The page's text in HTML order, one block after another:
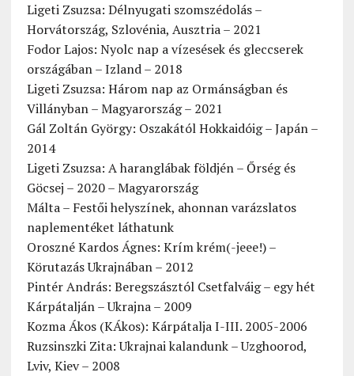
Ligeti Zsuzsa: Délnyugati szomszédolás –
Horvátország, Szlovénia, Ausztria – 2021
Fodor Lajos: Nyolc nap a vízesések és gleccserek
országában – Izland – 2018
Ligeti Zsuzsa: Három nap az Ormánságban és
Villányban – Magyarország – 2021
Gál Zoltán György: Oszakától Hokkaidóig – Japán –
2014
Ligeti Zsuzsa: A haranglábak földjén – Őrség és
Göcsej – 2020 – Magyarország
Málta – Festői helyszínek, ahonnan varázslatos
naplementéket láthatunk
Oroszné Kardos Ágnes: Krím krém(-jeee!) –
Körutazás Ukrajnában – 2012
Pintér András: Beregszásztól Csetfalváig – egy hét
Kárpátalján – Ukrajna – 2009
Kozma Ákos (KÁkos): Kárpátalja I-III. 2005-2006
Ruzsinszki Zita: Ukrajnai kalandunk – Uzghoorod,
Lviv, Kiev – 2008